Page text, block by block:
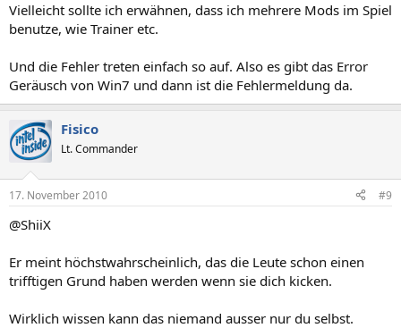
Vielleicht sollte ich erwähnen, dass ich mehrere Mods im Spiel
benutze, wie Trainer etc.
Und die Fehler treten einfach so auf. Also es gibt das Error
Geräusch von Win7 und dann ist die Fehlermeldung da.
Fisico
Lt. Commander
17. November 2010 #9
@ShiiX
Er meint höchstwahrscheinlich, das die Leute schon einen
trifftigen Grund haben werden wenn sie dich kicken.
Wirklich wissen kann das niemand ausser nur du selbst.